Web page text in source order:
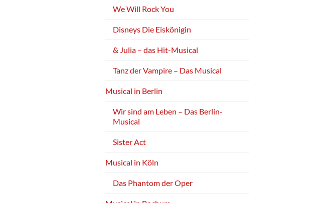
We Will Rock You
Disneys Die Eiskönigin
& Julia – das Hit-Musical
Tanz der Vampire – Das Musical
Musical in Berlin
Wir sind am Leben – Das Berlin-
Musical
Sister Act
Musical in Köln
Das Phantom der Oper